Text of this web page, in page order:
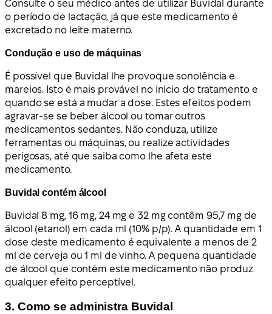
Consulte o seu médico antes de utilizar Buvidal durante
o período de lactação, já que este medicamento é
excretado no leite materno.
Condução e uso de máquinas
É possível que Buvidal lhe provoque sonolência e
mareios. Isto é mais provável no início do tratamento e
quando se está a mudar a dose. Estes efeitos podem
agravar-se se beber álcool ou tomar outros
medicamentos sedantes. Não conduza, utilize
ferramentas ou máquinas, ou realize actividades
perigosas, até que saiba como lhe afeta este
medicamento.
Buvidal contém álcool
Buvidal 8 mg, 16 mg, 24 mg e 32 mg contêm 95,7 mg de
álcool (etanol) em cada ml (10% p/p). A quantidade em 1
dose deste medicamento é equivalente a menos de 2
ml de cerveja ou 1 ml de vinho. A pequena quantidade
de álcool que contém este medicamento não produz
qualquer efeito perceptível.
3. Como se administra Buvidal